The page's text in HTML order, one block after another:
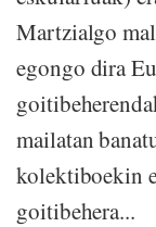
Martzialgo
egongo dira
mailatan
kolektiboekin
goitibehera...